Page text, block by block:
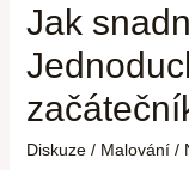
Jak
Diskuze / Malování/